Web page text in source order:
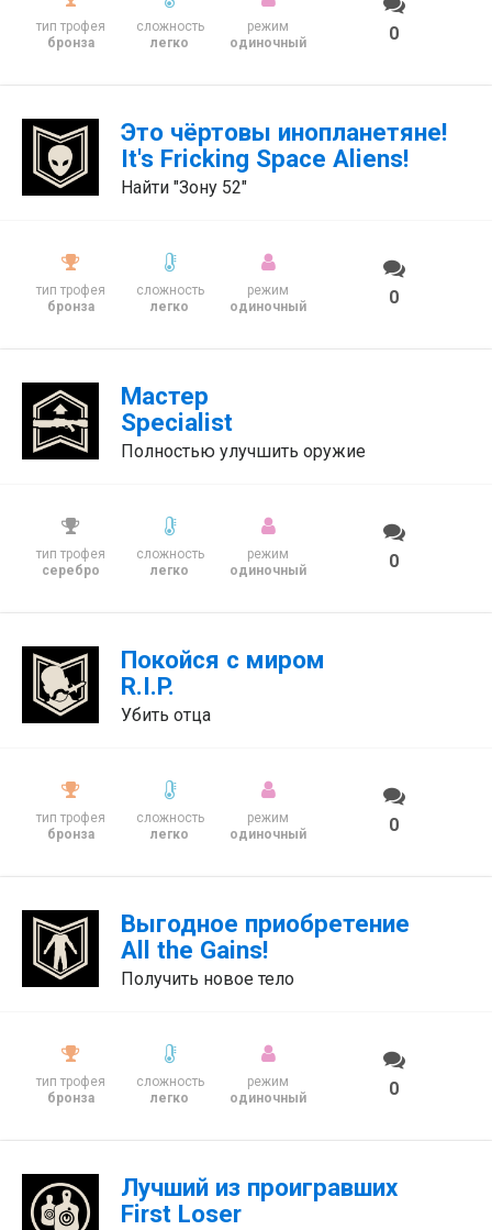
тип трофея
бронза
сложность
легко
режим
одиночный
0
Это чёртовы инопланетяне!
It's Fricking Space Aliens!
Найти "Зону 52"
тип трофея
бронза
сложность
легко
режим
одиночный
0
Мастер
Specialist
Полностью улучшить оружие
тип трофея
серебро
сложность
легко
режим
одиночный
0
Покойся с миром
R.I.P.
Убить отца
тип трофея
бронза
сложность
легко
режим
одиночный
0
Выгодное приобретение
All the Gains!
Получить новое тело
тип трофея
бронза
сложность
легко
режим
одиночный
0
Лучший из проигравших
First Loser